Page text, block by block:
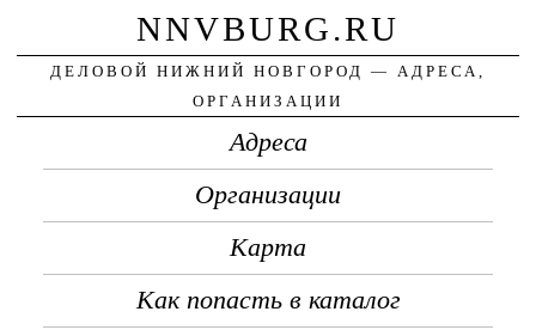
NNVBURG.RU
ДЕЛОВОЙ НИЖНИЙ НОВГОРОД — АДРЕСА,
ОРГАНИЗАЦИИ
Адреса
Организации
Карта
Как попасть в каталог